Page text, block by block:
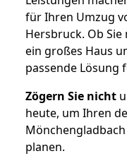
für Ihren Umzug
Hersbruck. Ob
ein großes Haus
passende Lösung
Zögern Sie nicht
heute, um Ihren
planen.